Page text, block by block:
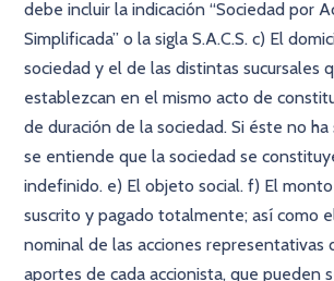
debe incluir la indicación “Sociedad por
Simplificada” o la sigla S.A.C.S. c) El
sociedad y el de las distintas sucursales
establezcan en el mismo acto de
de duración de la sociedad. Si éste no
se entiende que la sociedad se
indefinido. e) El objeto social. f) El
suscrito y pagado totalmente; así como
nominal de las acciones representativas
aportes de cada accionista, que pueden